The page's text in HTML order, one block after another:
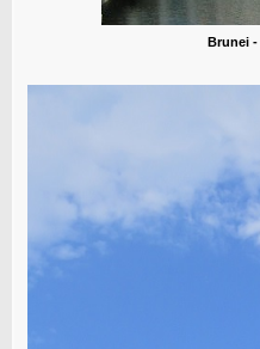
Brunei -